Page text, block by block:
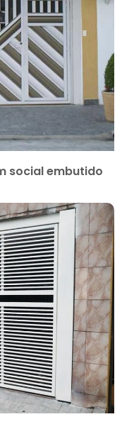
social embutido